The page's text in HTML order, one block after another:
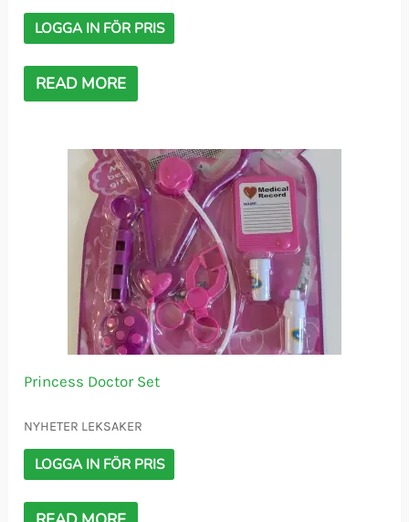
LOGGA IN FÖR PRIS
READ MORE
Princess Doctor Set
NYHETER LEKSAKER
LOGGA IN FÖR PRIS